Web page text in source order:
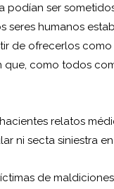
podían ser
seres humanos
de ofrecerlos
que, como todos
relatos
ni secta siniestra
de